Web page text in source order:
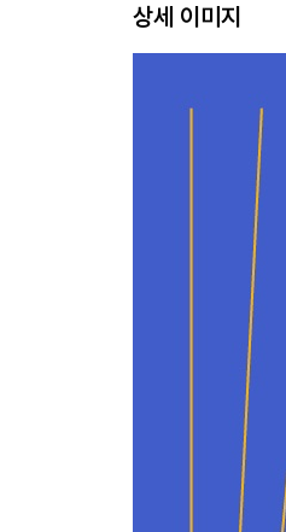
03. 에너지 레벨을
04. 당신의 상상이
06. 위기를 기회로
07. 백만 불짜리 조
08. 싸울 상대를 명
09. 방향을 잃고
10. 잘되는 일을 찾
PART 3. 성공을 찾
01. 연습이 능사는
02. 성공 확률을 높
03. 성공으로 이끄
04. 패턴을 찾아라
05. 매력 넘치는
06. 긍정 선언의 힘
07. 버티고 또 버텨
상세 이미지